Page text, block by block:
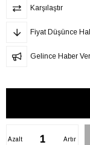
Karşılaştır
Fiyat Düşünce
Gelince Haber Ver
Artır
Azalt